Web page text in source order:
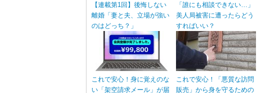
【連載第1回】後悔しない
離婚「妻と夫、立場が強い
のはどっち？」
「誰にも相談できない…」
美人局被害に遭ったらどう
すればいい？
これで安心！身に覚えのな
い「架空請求メール」が届
これで安心！「悪質な訪問
販売」から身を守るための